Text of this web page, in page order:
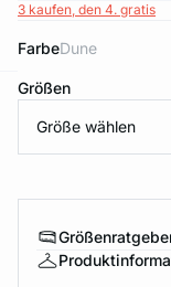
3 kaufen, den 4. gratis
Farbe dune
Größen
Größe wählen